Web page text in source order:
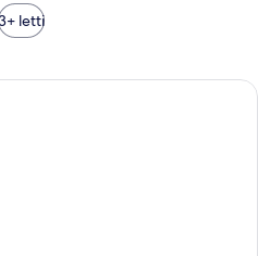
letti
Una camera d'albergo con un letto,